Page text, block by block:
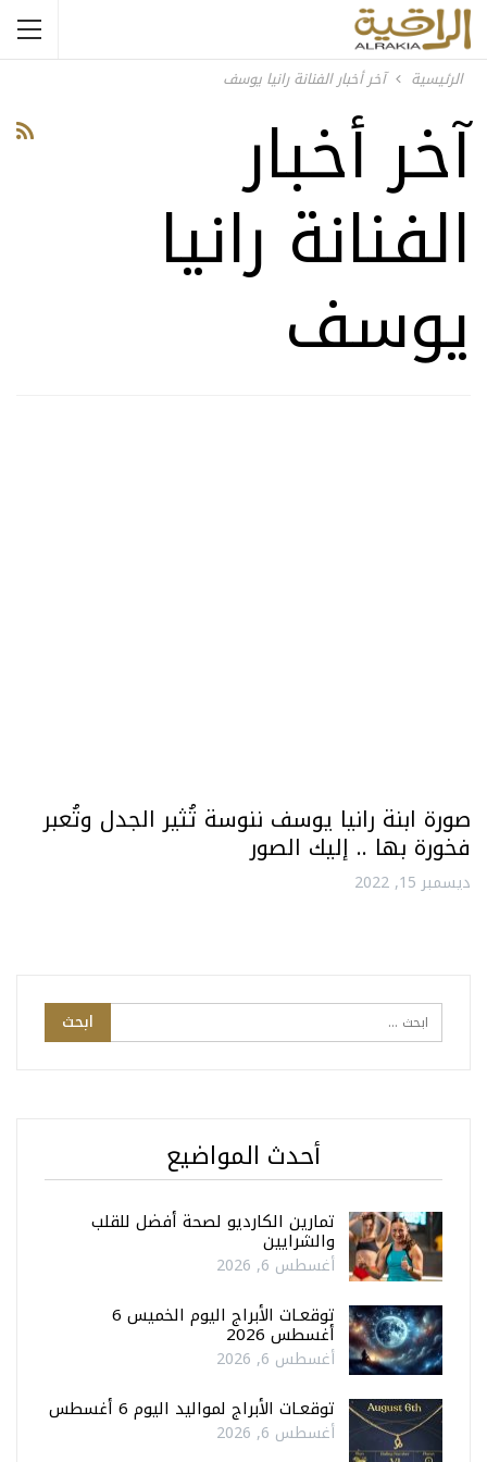
الرئيسية آخر أخبار الفنانة رانيا يوسف
آخر أخبار
الفنانة رانيا
يوسف
صورة ابنة رانيا يوسف ننوسة تُثير الجدل وتُعبر
فخورة بها .. إليك الصور
ديسمبر 15, 2022
أحدث المواضيع
تمارين الكارديو لصحة أفضل للقلب
والشرايين
أغسطس 6, 2026
توقعـات الأبراج اليوم الخميس 6
أغسطس 2026
أغسطس 6, 2026
توقعـات الأبراج لمواليد اليوم 6 أغسطس
أغسطس 6, 2026